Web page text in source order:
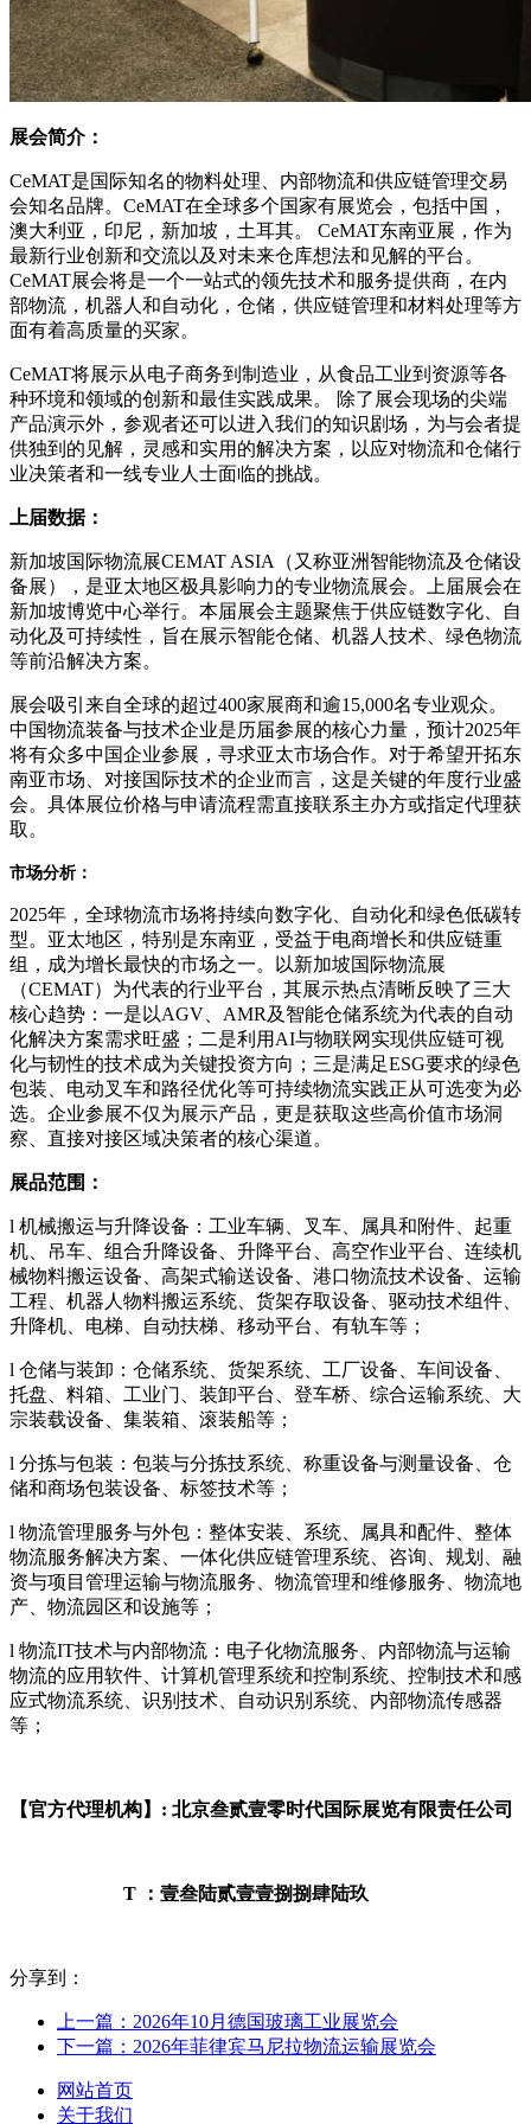
展会简介：
CeMAT是国际知名的物料处理、内部物流和供应链管理交易
会知名品牌。CeMAT在全球多个国家有展览会，包括中国，
澳大利亚，印尼，新加坡，土耳其。 CeMAT东南亚展，作为
最新行业创新和交流以及对未来仓库想法和见解的平台。
CeMAT展会将是一个一站式的领先技术和服务提供商，在内
部物流，机器人和自动化，仓储，供应链管理和材料处理等方
面有着高质量的买家。
CeMAT将展示从电子商务到制造业，从食品工业到资源等各
种环境和领域的创新和最佳实践成果。 除了展会现场的尖端
产品演示外，参观者还可以进入我们的知识剧场，为与会者提
供独到的见解，灵感和实用的解决方案，以应对物流和仓储行
业决策者和一线专业人士面临的挑战。
上届数据：
新加坡国际物流展CEMAT ASIA（又称亚洲智能物流及仓储设
备展），是亚太地区极具影响力的专业物流展会。上届展会在
新加坡博览中心举行。本届展会主题聚焦于供应链数字化、自
动化及可持续性，旨在展示智能仓储、机器人技术、绿色物流
等前沿解决方案。
展会吸引来自全球的超过400家展商和逾15,000名专业观众。
中国物流装备与技术企业是历届参展的核心力量，预计2025年
将有众多中国企业参展，寻求亚太市场合作。对于希望开拓东
南亚市场、对接国际技术的企业而言，这是关键的年度行业盛
会。具体展位价格与申请流程需直接联系主办方或指定代理获
取。
市场分析：
2025年，全球物流市场将持续向数字化、自动化和绿色低碳转
型。亚太地区，特别是东南亚，受益于电商增长和供应链重
组，成为增长最快的市场之一。以新加坡国际物流展
（CEMAT）为代表的行业平台，其展示热点清晰反映了三大
核心趋势：一是以AGV、AMR及智能仓储系统为代表的自动
化解决方案需求旺盛；二是利用AI与物联网实现供应链可视
化与韧性的技术成为关键投资方向；三是满足ESG要求的绿色
包装、电动叉车和路径优化等可持续物流实践正从可选变为必
选。企业参展不仅为展示产品，更是获取这些高价值市场洞
察、直接对接区域决策者的核心渠道。
展品范围：
l 机械搬运与升降设备：工业车辆、叉车、属具和附件、起重
机、吊车、组合升降设备、升降平台、高空作业平台、连续机
械物料搬运设备、高架式输送设备、港口物流技术设备、运输
工程、机器人物料搬运系统、货架存取设备、驱动技术组件、
升降机、电梯、自动扶梯、移动平台、有轨车等；
l 仓储与装卸：仓储系统、货架系统、工厂设备、车间设备、
托盘、料箱、工业门、装卸平台、登车桥、综合运输系统、大
宗装载设备、集装箱、滚装船等；
l 分拣与包装：包装与分拣技系统、称重设备与测量设备、仓
储和商场包装设备、标签技术等；
l 物流管理服务与外包：整体安装、系统、属具和配件、整体
物流服务解决方案、一体化供应链管理系统、咨询、规划、融
资与项目管理运输与物流服务、物流管理和维修服务、物流地
产、物流园区和设施等；
l 物流IT技术与内部物流：电子化物流服务、内部物流与运输
物流的应用软件、计算机管理系统和控制系统、控制技术和感
应式物流系统、识别技术、自动识别系统、内部物流传感器
等；
【官方代理机构】: 北京叁贰壹零时代国际展览有限责任公司
T ：壹叁陆贰壹壹捌捌肆陆玖
分享到：
上一篇：2026年10月德国玻璃工业展览会
下一篇：2026年菲律宾马尼拉物流运输展览会
网站首页
关于我们